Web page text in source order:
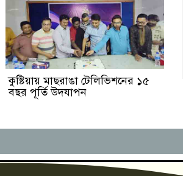
কুষ্টিয়ায় মাছরাঙা টেলিভিশনের ১৫
বছর পূর্তি উদযাপন